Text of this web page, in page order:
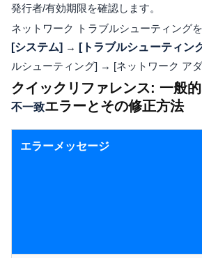
発行者/有効期限を確認します。
ネットワーク トラブルシューティング
[システム] → [トラブルシューティン
ルシューティング] → [ネットワーク アダ
クイックリファレンス: 一般
不一致エラーとその修正方法
エラーメッセージ